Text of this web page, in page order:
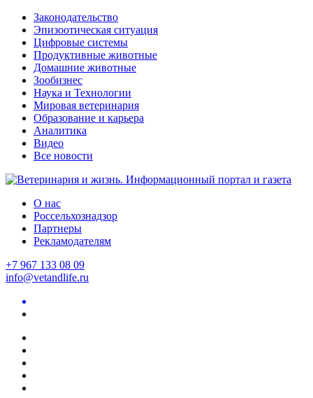
Законодательство
Эпизоотическая ситуация
Цифровые системы
Продуктивные животные
Домашние животные
Зообизнес
Наука и Технологии
Мировая ветеринария
Образование и карьера
Аналитика
Видео
Все новости
О нас
Россельхознадзор
Партнеры
Рекламодателям
+7 967 133 08 09
info@vetandlife.ru